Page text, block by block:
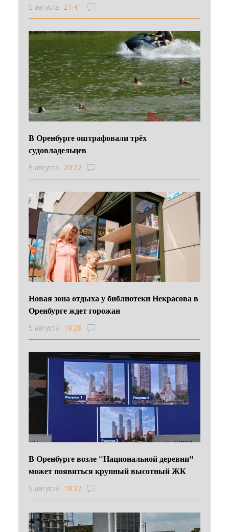
5 августа 21:41
В Оренбурге оштрафовали трёх
судовладельцев
5 августа 20:22
Новая зона отдыха у библиотеки Некрасова в
Оренбурге ждет горожан
5 августа 19:28
В Оренбурге возле "Национальной деревни"
может появиться крупный высотный ЖК
5 августа 18:37